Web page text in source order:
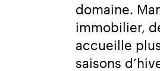
domaine.
immobilier,
accueille
saisons